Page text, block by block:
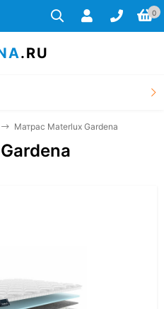
0
.RU
Матрас Materlux Gardena